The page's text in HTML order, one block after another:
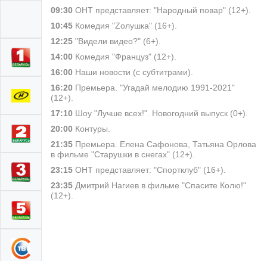
09:30 ОНТ представляет: "Народный повар" (12+).
10:45 Комедия "Zолушка" (16+).
12:25 "Видели видео?" (6+).
14:00 Комедия "Француз" (12+).
16:00 Наши новости (с субтитрами).
16:20 Премьера. "Угадай мелодию 1991-2021"
(12+).
17:10 Шоу "Лучше всех!". Новогодний выпуск (0+).
20:00 Контуры.
21:35 Премьера. Елена Сафонова, Татьяна Орлова
в фильме "Старушки в снегах" (12+).
23:15 ОНТ представляет: "Спортклуб" (16+).
23:35 Дмитрий Нагиев в фильме "Спасите Колю!"
(12+).